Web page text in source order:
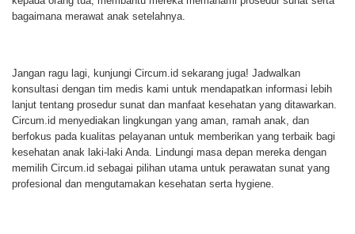
bagaimana merawat anak setelahnya.
Jangan ragu lagi, kunjungi Circum.id sekarang juga! Jadwalkan
konsultasi dengan tim medis kami untuk mendapatkan informasi lebih
lanjut tentang prosedur sunat dan manfaat kesehatan yang ditawarkan.
Circum.id menyediakan lingkungan yang aman, ramah anak, dan
berfokus pada kualitas pelayanan untuk memberikan yang terbaik bagi
kesehatan anak laki-laki Anda. Lindungi masa depan mereka dengan
memilih Circum.id sebagai pilihan utama untuk perawatan sunat yang
profesional dan mengutamakan kesehatan serta hygiene.